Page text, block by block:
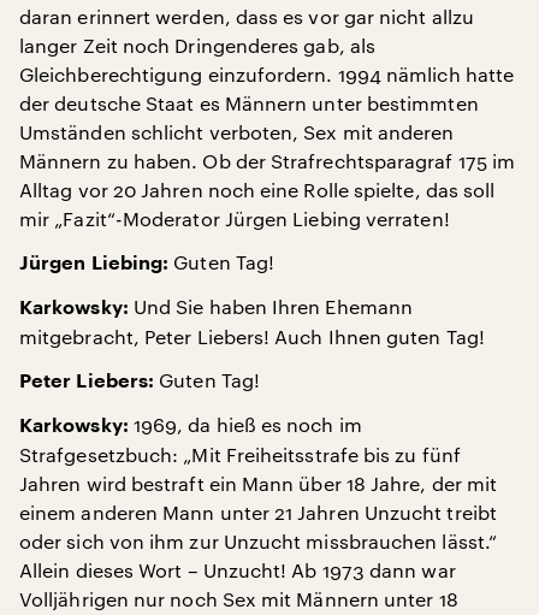
daran erinnert werden, dass es vor gar nicht allzu
langer Zeit noch Dringenderes gab, als
Gleichberechtigung einzufordern. 1994 nämlich hatte
der deutsche Staat es Männern unter bestimmten
Umständen schlicht verboten, Sex mit anderen
Männern zu haben. Ob der Strafrechtsparagraf 175 im
Alltag vor 20 Jahren noch eine Rolle spielte, das soll
mir „Fazit“-Moderator Jürgen Liebing verraten!
Jürgen Liebing: Guten Tag!
Karkowsky: Und Sie haben Ihren Ehemann
mitgebracht, Peter Liebers! Auch Ihnen guten Tag!
Peter Liebers: Guten Tag!
Karkowsky: 1969, da hieß es noch im
Strafgesetzbuch: „Mit Freiheitsstrafe bis zu fünf
Jahren wird bestraft ein Mann über 18 Jahre, der mit
einem anderen Mann unter 21 Jahren Unzucht treibt
oder sich von ihm zur Unzucht missbrauchen lässt.“
Allein dieses Wort – Unzucht! Ab 1973 dann war
Volljährigen nur noch Sex mit Männern unter 18